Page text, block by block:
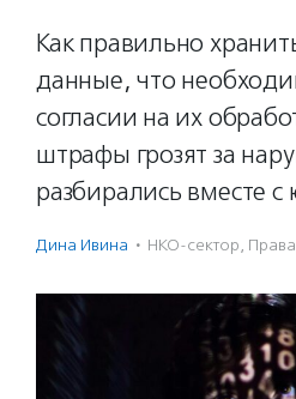
Как правильно
данные, что
согласии на их
штрафы грозят за
разбирались вместе
Дина Ивина · НКО-сектор,